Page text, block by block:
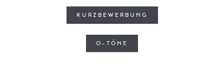
KURZBEWERBUNG
O-TÖNE